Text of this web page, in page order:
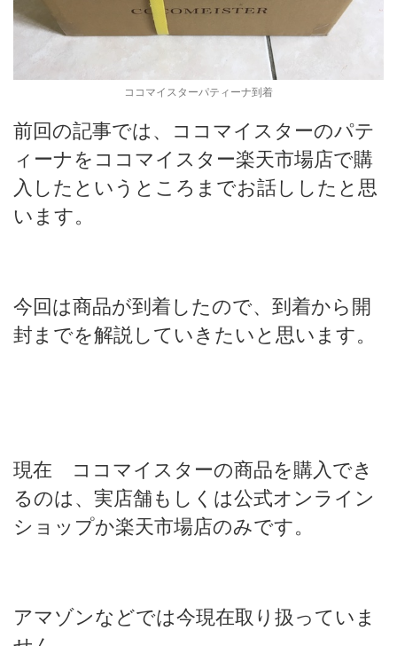
ココマイスターパティーナ到着
前回の記事では、ココマイスターのパテ
ィーナをココマイスター楽天市場店で購
入したというところまでお話ししたと思
います。
今回は商品が到着したので、到着から開
封までを解説していきたいと思います。
現在 ココマイスターの商品を購入でき
るのは、実店舗もしくは公式オンライン
ショップか楽天市場店のみです。
アマゾンなどでは今現在取り扱っていま